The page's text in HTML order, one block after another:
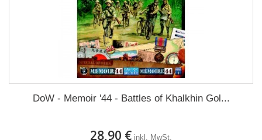
DoW - Memoir '44 - Battles of Khalkhin Gol...
28,90 € inkl. MwSt.